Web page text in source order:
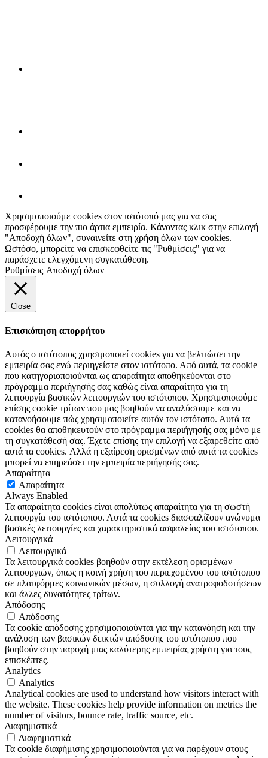
Χρησιμοποιούμε cookies στον ιστότοπό μας για να σας
προσφέρουμε την πιο άρτια εμπειρία. Κάνοντας κλικ στην επιλογή
"Αποδοχή όλων", συναινείτε στη χρήση όλων των cookies.
Ωστόσο, μπορείτε να επισκεφθείτε τις "Ρυθμίσεις" για να
παράσχετε ελεγχόμενη συγκατάθεση.
Ρυθμίσεις Αποδοχή όλων
Close
Επισκόπηση απορρήτου
Αυτός ο ιστότοπος χρησιμοποιεί cookies για να βελτιώσει την
εμπειρία σας ενώ περιηγείστε στον ιστότοπο. Από αυτά, τα cookie
που κατηγοριοποιούνται ως απαραίτητα αποθηκεύονται στο
πρόγραμμα περιήγησής σας καθώς είναι απαραίτητα για τη
λειτουργία βασικών λειτουργιών του ιστότοπου. Χρησιμοποιούμε
επίσης cookie τρίτων που μας βοηθούν να αναλύσουμε και να
κατανοήσουμε πώς χρησιμοποιείτε αυτόν τον ιστότοπο. Αυτά τα
cookies θα αποθηκευτούν στο πρόγραμμα περιήγησής σας μόνο με
τη συγκατάθεσή σας. Έχετε επίσης την επιλογή να εξαιρεθείτε από
αυτά τα cookies. Αλλά η εξαίρεση ορισμένων από αυτά τα cookies
μπορεί να επηρεάσει την εμπειρία περιήγησής σας.
Απαραίτητα
Απαραίτητα
Always Enabled
Τα απαραίτητα cookies είναι απολύτως απαραίτητα για τη σωστή
λειτουργία του ιστότοπου. Αυτά τα cookies διασφαλίζουν ανώνυμα
βασικές λειτουργίες και χαρακτηριστικά ασφαλείας του ιστότοπου.
Λειτουργικά
Λειτουργικά
Τα λειτουργικά cookies βοηθούν στην εκτέλεση ορισμένων
λειτουργιών, όπως η κοινή χρήση του περιεχομένου του ιστότοπου
σε πλατφόρμες κοινωνικών μέσων, η συλλογή ανατροφοδοτήσεων
και άλλες δυνατότητες τρίτων.
Απόδοσης
Απόδοσης
Τα cookie απόδοσης χρησιμοποιούνται για την κατανόηση και την
ανάλυση των βασικών δεικτών απόδοσης του ιστότοπου που
βοηθούν στην παροχή μιας καλύτερης εμπειρίας χρήστη για τους
επισκέπτες.
Analytics
Analytics
Analytical cookies are used to understand how visitors interact with
the website. These cookies help provide information on metrics the
number of visitors, bounce rate, traffic source, etc.
Διαφημιστικά
Διαφημιστικά
Τα cookie διαφήμισης χρησιμοποιούνται για να παρέχουν στους